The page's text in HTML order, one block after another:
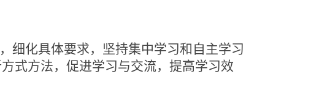
细化具体要求， 坚持集中学习和自主学习
式方法，促进学习与交流，提高学习效